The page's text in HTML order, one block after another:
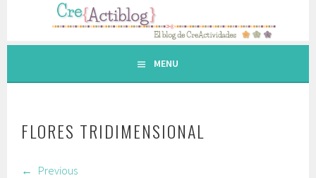
contenido.
MENU
FLORES TRIDIMENSIONAL
Previous